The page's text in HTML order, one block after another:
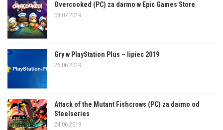
Overcooked (PC) za darmo w Epic Games Store
04.07.2019
Gry w PlayStation Plus – lipiec 2019
26.06.2019
Attack of the Mutant Fishcrows (PC) za darmo od
Steelseries
24.06.2019